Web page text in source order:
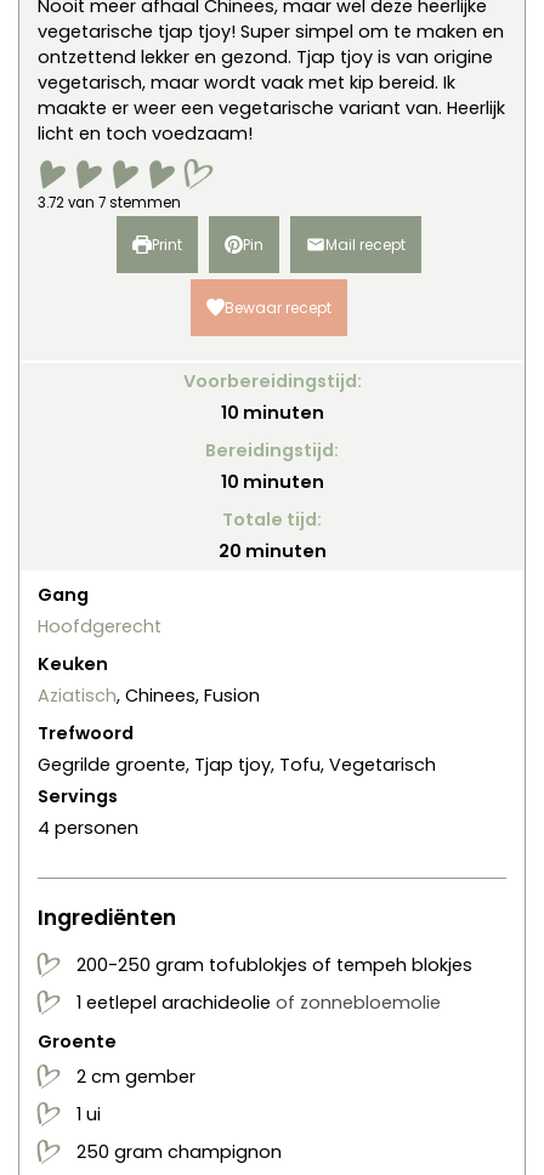
Nooit meer afhaal Chinees, maar wel deze heerlijke
vegetarische tjap tjoy! Super simpel om te maken en
ontzettend lekker en gezond. Tjap tjoy is van origine
vegetarisch, maar wordt vaak met kip bereid. Ik
maakte er weer een vegetarische variant van. Heerlijk
licht en toch voedzaam!
3.72van 7stemmen
Print Pin Mail recept
Bewaar recept
Voorbereidingstijd:
10minuten
minuten
Bereidingstijd:
10minuten
minuten
Totale tijd:
20minuten
minuten
Gang
Hoofdgerecht
Keuken
Aziatisch, Chinees, Fusion
Trefwoord
Gegrilde groente, Tjap tjoy, Tofu, Vegetarisch
Servings
4 personen
Ingrediënten
200-250 gram tofublokjes of tempeh blokjes
1 eetlepel arachideolie of zonnebloemolie
Groente
2 cm gember
1 ui
250 gram champignon